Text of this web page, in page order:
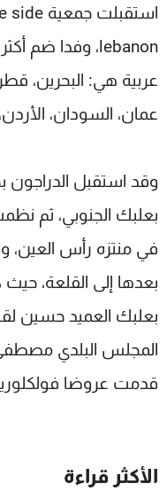
عربية هي: البحرين،
عمان، السودان،
وقد استقبل الدراجون
بعلبك الجنوبي، ثم
في منتزه رأس العين،
بعدها إلى القلعة،
بعلبك العميد حسين
المجلس البلدي مصطفى
قدمت عروضا فولكلورية
الأكثر قراءة
جدول البرامج
شاهد البرامج
عن MTV